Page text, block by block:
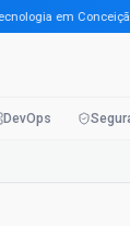
em Conceição
DevOps